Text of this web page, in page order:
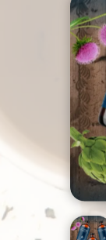
CANTIDAD